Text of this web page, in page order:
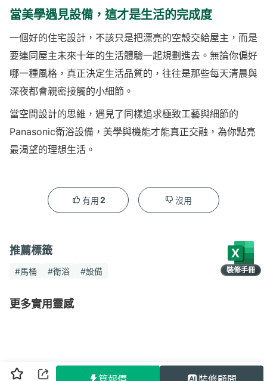
當美學遇見設備，這才是生活的完成度
一個好的住宅設計，不該只是把漂亮的空殼交給屋主，而是
要連同屋主未來十年的生活體驗一起規劃進去。無論你偏好
哪一種風格，真正決定生活品質的，往往是那些每天清晨與
深夜都會親密接觸的小細節。
當空間設計的思維，遇見了同樣追求極致工藝與細節的
Panasonic衛浴設備，美學與機能才能真正交融，為你點亮
最渴望的理想生活。
有用2 沒用
推薦標籤
#馬桶 #衛浴 #設備
更多實用靈感
裝修手冊